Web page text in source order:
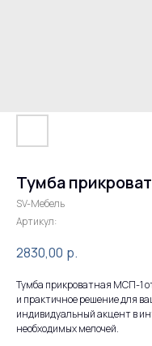
Тумба
SV-Мебель
Артикул:
2830,00 р.
Тумба прикроватная МСП-1
и практичное решение для
индивидуальный акцент в
необходимых мелочей.